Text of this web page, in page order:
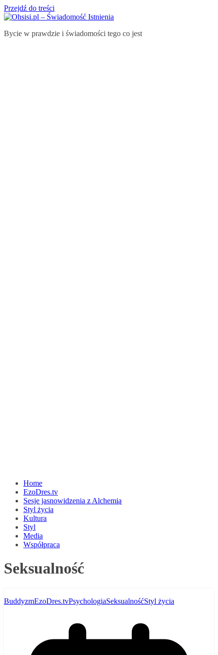
Przejdź do treści
Bycie w prawdzie i świadomości tego co jest
Home
EzoDres.tv
Sesje jasnowidzenia z Alchemią
Styl życia
Kultura
Styl
Media
Współpraca
Seksualność
BuddyzmEzoDres.tvPsychologiaSeksualnośćStyl życia